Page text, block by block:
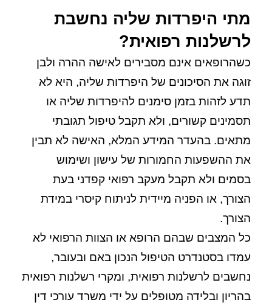
מתי היפרדות שליה נחשבת
לרשלנות רפואית?
כשהרופאים אינם מסבירים לאישה ההרה ולבן
זוגה את הסיכונים של היפרדות שליה, היא לא
תדע לזהות בזמן סימנים להיפרדות שליה או
תסמינים קשורים, ולא תקבל טיפול תגובתי
מתאים. בהעדר המידע המלא, האישה לא תבין
את ההשפעות החמורות של עישון ושימוש
בסמים ולא תקבל מעקב רפואי קפדני בעת
הצורך, או הפניה מיידית לניתוח קיסרי במידת
הצורך.
כל המצבים שבהם הרופא או הצוות הרפואי לא
עמדו בסטנדרט הטיפול הנכון באם ובעובר,
נחשבים לרשלנות רפואית, ומקרי רשלנות רפואית
בהריון ובלידה מטופלים על ידי משרד עורכי דין